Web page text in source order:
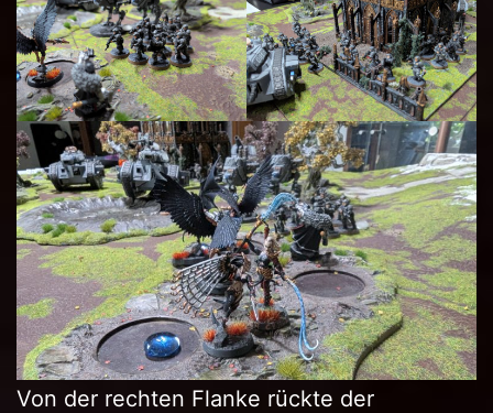
Von der rechten Flanke rückte der